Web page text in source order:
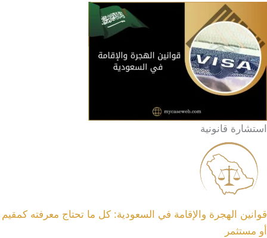
استشارة قانونية
قوانين الهجرة والإقامة في السعودية: كل ما تحتاج معرفته كمقيم
أو مستثمر